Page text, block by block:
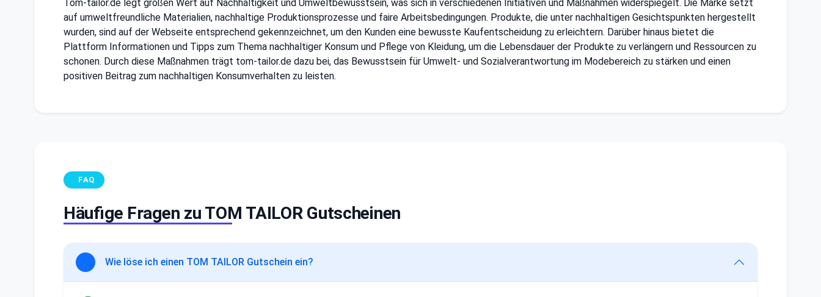
Tom-tailor.de legt großen Wert auf Nachhaltigkeit und Umweltbewusstsein, was sich in verschiedenen Initiativen und Maßnahmen widerspiegelt. Die Marke setzt
auf umweltfreundliche Materialien, nachhaltige Produktionsprozesse und faire Arbeitsbedingungen. Produkte, die unter nachhaltigen Gesichtspunkten hergestellt
wurden, sind auf der Webseite entsprechend gekennzeichnet, um den Kunden eine bewusste Kaufentscheidung zu erleichtern. Darüber hinaus bietet die
Plattform Informationen und Tipps zum Thema nachhaltiger Konsum und Pflege von Kleidung, um die Lebensdauer der Produkte zu verlängern und Ressourcen zu
schonen. Durch diese Maßnahmen trägt tom-tailor.de dazu bei, das Bewusstsein für Umwelt- und Sozialverantwortung im Modebereich zu stärken und einen
positiven Beitrag zum nachhaltigen Konsumverhalten zu leisten.
FAQ
Häufige Fragen zu TOM TAILOR Gutscheinen
Wie löse ich einen TOM TAILOR Gutschein ein?